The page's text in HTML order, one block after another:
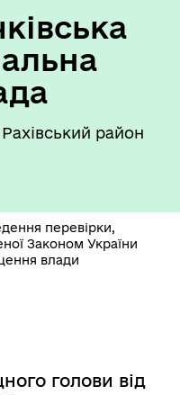
район
перевірки,
Законом України
влади
голови від